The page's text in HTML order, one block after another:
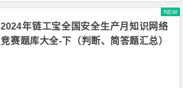
2024年链工宝全国安全生产月知识网络
竞赛题库大全-下（判断、简答题汇总）
NEW